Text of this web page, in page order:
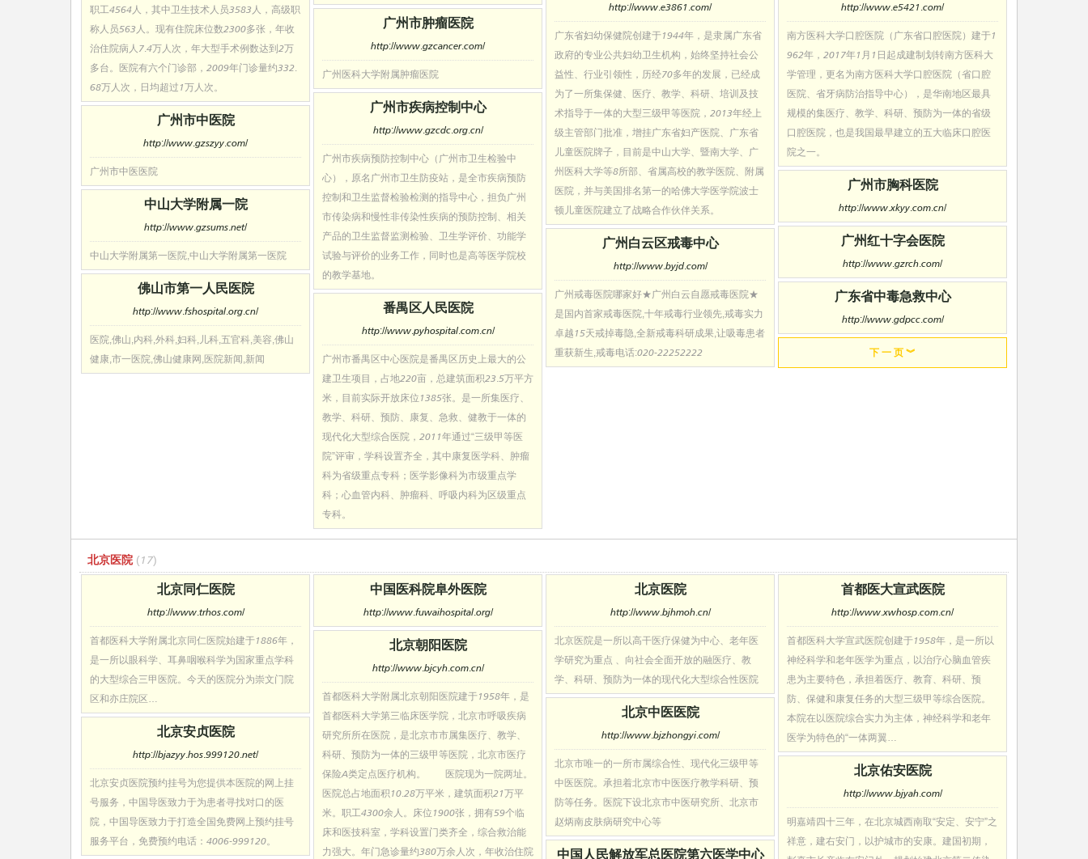
职工4564人，其中卫生技术人员3583人，高级职
称人员563人。现有住院床位数2300多张，年收
治住院病人7.4万人次，年大型手术例数达到2万
多台。医院有六个门诊部，2009年门诊量约332.
68万人次，日均超过1万人次。
http://www.e3861.com/
广东省妇幼保健院创建于1944年，是隶属广东省
政府的专业公共妇幼卫生机构，始终坚持社会公
益性、行业引领性，历经70多年的发展，已经成
为了一所集保健、医疗、教学、科研、培训及技
术指导于一体的大型三级甲等医院，2013年经上
级主管部门批准，增挂广东省妇产医院、广东省
儿童医院牌子，目前是中山大学、暨南大学、广
州医科大学等8所部、省属高校的教学医院、附属
医院，并与美国排名第一的哈佛大学医学院波士
顿儿童医院建立了战略合作伙伴关系。
http://www.e5421.com/
南方医科大学口腔医院（广东省口腔医院）建于1
962年，2017年1月1日起成建制划转南方医科大
学管理，更名为南方医科大学口腔医院（省口腔
医院、省牙病防治指导中心），是华南地区最具
规模的集医疗、教学、科研、预防为一体的省级
口腔医院，也是我国最早建立的五大临床口腔医
院之一。
广州市肿瘤医院
http://www.gzcancer.com/
广州医科大学附属肿瘤医院
广州市疾病控制中心
http://www.gzcdc.org.cn/
广州市疾病预防控制中心（广州市卫生检验中
心），原名广州市卫生防疫站，是全市疾病预防
控制和卫生监督检验检测的指导中心，担负广州
市传染病和慢性非传染性疾病的预防控制、相关
产品的卫生监督监测检验、卫生学评价、功能学
试验与评价的业务工作，同时也是高等医学院校
的教学基地。
广州市中医院
http://www.gzszyy.com/
广州市中医医院
广州市胸科医院
http://www.xkyy.com.cn/
中山大学附属一院
http://www.gzsums.net/
中山大学附属第一医院,中山大学附属第一医院
广州红十字会医院
http://www.gzrch.com/
广州白云区戒毒中心
http://www.byjd.com/
广州戒毒医院哪家好★广州白云自愿戒毒医院★
是国内首家戒毒医院,十年戒毒行业领先,戒毒实力
卓越15天戒掉毒隐,全新戒毒科研成果,让吸毒患者
重获新生,戒毒电话:020-22252222
佛山市第一人民医院
http://www.fshospital.org.cn/
医院,佛山,内科,外科,妇科,儿科,五官科,美容,佛山
健康,市一医院,佛山健康网,医院新闻,新闻
广东省中毒急救中心
http://www.gdpcc.com/
番禺区人民医院
http://www.pyhospital.com.cn/
广州市番禺区中心医院是番禺区历史上最大的公
建卫生项目，占地220亩，总建筑面积23.5万平方
米，目前实际开放床位1385张。是一所集医疗、
教学、科研、预防、康复、急救、健教于一体的
现代化大型综合医院，2011年通过“三级甲等医
院”评审，学科设置齐全，其中康复医学科、肿瘤
科为省级重点专科；医学影像科为市级重点学
科；心血管内科、肿瘤科、呼吸内科为区级重点
专科。
下 一 页 ︾
北京医院 (17)
北京同仁医院
http://www.trhos.com/
首都医科大学附属北京同仁医院始建于1886年，
是一所以眼科学、耳鼻咽喉科学为国家重点学科
的大型综合三甲医院。今天的医院分为崇文门院
区和亦庄院区…
中国医科院阜外医院
http://www.fuwaihospital.org/
北京医院
http://www.bjhmoh.cn/
北京医院是一所以高干医疗保健为中心、老年医
学研究为重点 、向社会全面开放的融医疗、教
学、科研、预防为一体的现代化大型综合性医院
首都医大宣武医院
http://www.xwhosp.com.cn/
首都医科大学宣武医院创建于1958年，是一所以
神经科学和老年医学为重点，以治疗心脑血管疾
患为主要特色，承担着医疗、教育、科研、预
防、保健和康复任务的大型三级甲等综合医院。
本院在以医院综合实力为主体，神经科学和老年
医学为特色的“一体两翼…
北京朝阳医院
http://www.bjcyh.com.cn/
首都医科大学附属北京朝阳医院建于1958年，是
首都医科大学第三临床医学院，北京市呼吸疾病
研究所所在医院，是北京市市属集医疗、教学、
科研、预防为一体的三级甲等医院，北京市医疗
保险A类定点医疗机构。 医院现为一院两址。
医院总占地面积10.28万平米，建筑面积21万平
米。职工4300余人。床位1900张，拥有59个临
床和医技科室，学科设置门类齐全，综合救治能
力强大。年门急诊量约380万余人次，年收治住院
北京中医医院
http://www.bjzhongyi.com/
北京市唯一的一所市属综合性、现代化三级甲等
中医医院。承担着北京市中医医疗教学科研、预
防等任务。医院下设北京市中医研究所、北京市
赵炳南皮肤病研究中心等
北京安贞医院
http://bjazyy.hos.999120.net/
北京安贞医院预约挂号为您提供本医院的网上挂
号服务，中国导医致力于为患者寻找对口的医
院，中国导医致力于打造全国免费网上预约挂号
服务平台，免费预约电话：4006-999120。
北京佑安医院
http://www.bjyah.com/
明嘉靖四十三年，在北京城西南取“安定、安宁”之
祥意，建右安门，以护城市的安康。建国初期，
中国人民解放军总医院第六医学中心